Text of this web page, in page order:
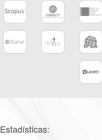
Estadísticas: